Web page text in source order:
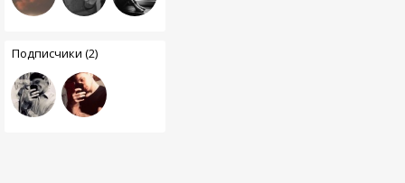
Подписчики (2)